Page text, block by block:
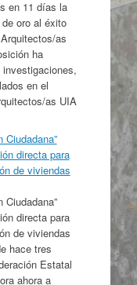
en 11 días la
oro al éxito
as
ha
en el
as UIA
Ciudadana”
directa para
de viviendas
Ciudadana”
directa para
de viviendas
hace tres
Estatal
ahora a